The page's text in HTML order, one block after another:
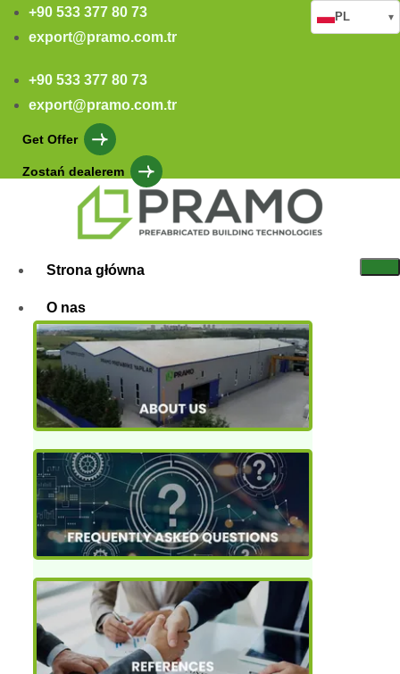
+90 533 377 80 73
export@pramo.com.tr
+90 533 377 80 73
export@pramo.com.tr
Get Offer
Zostań dealerem
PL ▾
Strona główna
O nas